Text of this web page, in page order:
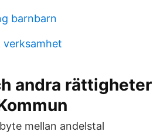
barnbarn
verksamhet
andra rättigheter
mellan andelstal